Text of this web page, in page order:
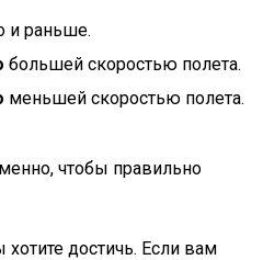
и раньше.
большей скоростью полета.
меньшей скоростью полета.
чтобы правильно
хотите достичь. Если вам